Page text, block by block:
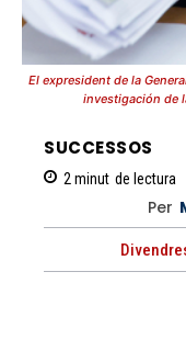
El expresident de la
investigación de
SUCCESSOS
2 minut de lectura
Per